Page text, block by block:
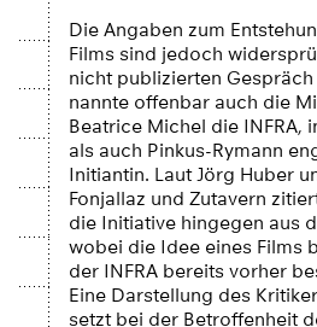
Die Angaben zum
Films sind jedoch
nicht publizierten Gespräch
nannte offenbar auch die
Beatrice Michel die INFRA,
als auch Pinkus-Rymann
Initiantin. Laut Jörg Huber
Fonjallaz und Zutavern
die Initiative hingegen aus
wobei die Idee eines Films
der INFRA bereits vorher
Eine Darstellung des
setzt bei der Betroffenheit